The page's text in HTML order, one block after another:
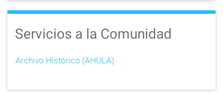
Servicios a la Comunidad
Archivo Histórico (AHULA)